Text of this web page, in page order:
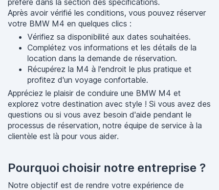
préféré dans la section des spécifications.
Après avoir vérifié les conditions, vous pouvez réserver
votre BMW M4 en quelques clics :
Vérifiez sa disponibilité aux dates souhaitées.
Complétez vos informations et les détails de la
location dans la demande de réservation.
Récupérez la M4 à l'endroit le plus pratique et
profitez d'un voyage confortable.
Appréciez le plaisir de conduire une BMW M4 et
explorez votre destination avec style ! Si vous avez des
questions ou si vous avez besoin d'aide pendant le
processus de réservation, notre équipe de service à la
clientèle est là pour vous aider.
Pourquoi choisir notre entreprise ?
Notre objectif est de rendre votre expérience de